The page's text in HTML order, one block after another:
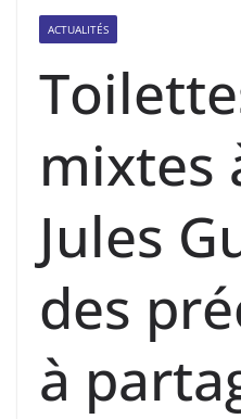
ACTUALITÉS
mixtes
Jules
des
à